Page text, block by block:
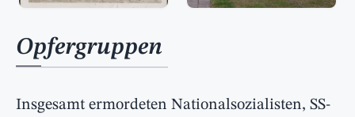
Opfergruppen
Insgesamt ermordeten Nationalsozialisten, SS-